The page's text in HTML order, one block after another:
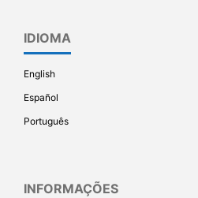
IDIOMA
English
Español
Português
INFORMAÇÕES